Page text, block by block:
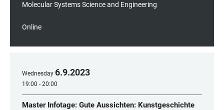
Molecular Systems Science and Engineering
Online
Wednesday 6.9.2023
19:00 - 20:00
Master Infotage: Gute Aussichten: Kunstgeschichte